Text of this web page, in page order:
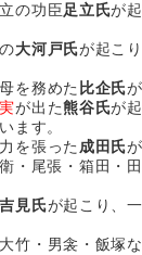
の功臣足立氏が
大河戸氏が起こ
を務めた 比企氏
が出た熊谷氏が
ます。
を張った 成田氏
・尾張・箱田・
吉見氏が起こり、
竹・男衾・飯塚